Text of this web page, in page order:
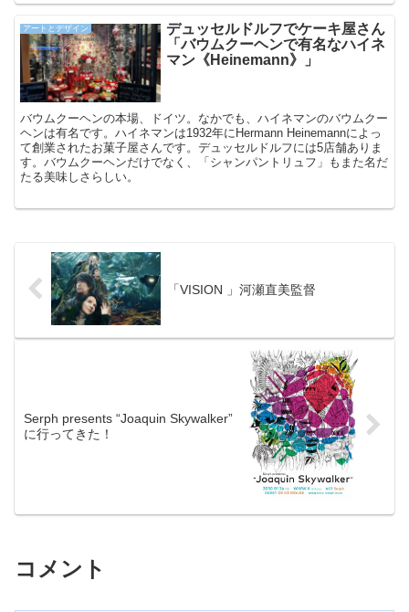
アートとデザイン
デュッセルドルフでケーキ屋さん
「バウムクーヘンで有名なハイネ
マン《Heinemann》」
バウムクーヘンの本場、ドイツ。なかでも、ハイネマンのバウムクー
ヘンは有名です。ハイネマンは1932年にHermann Heinemannによっ
て創業されたお菓子屋さんです。デュッセルドルフには5店舗ありま
す。バウムクーヘンだけでなく、「シャンパントリュフ」もまた名だ
たる美味しさらしい。
「VISION 」河瀬直美監督
Serph presents “Joaquin Skywalker”
に行ってきた！
コメント